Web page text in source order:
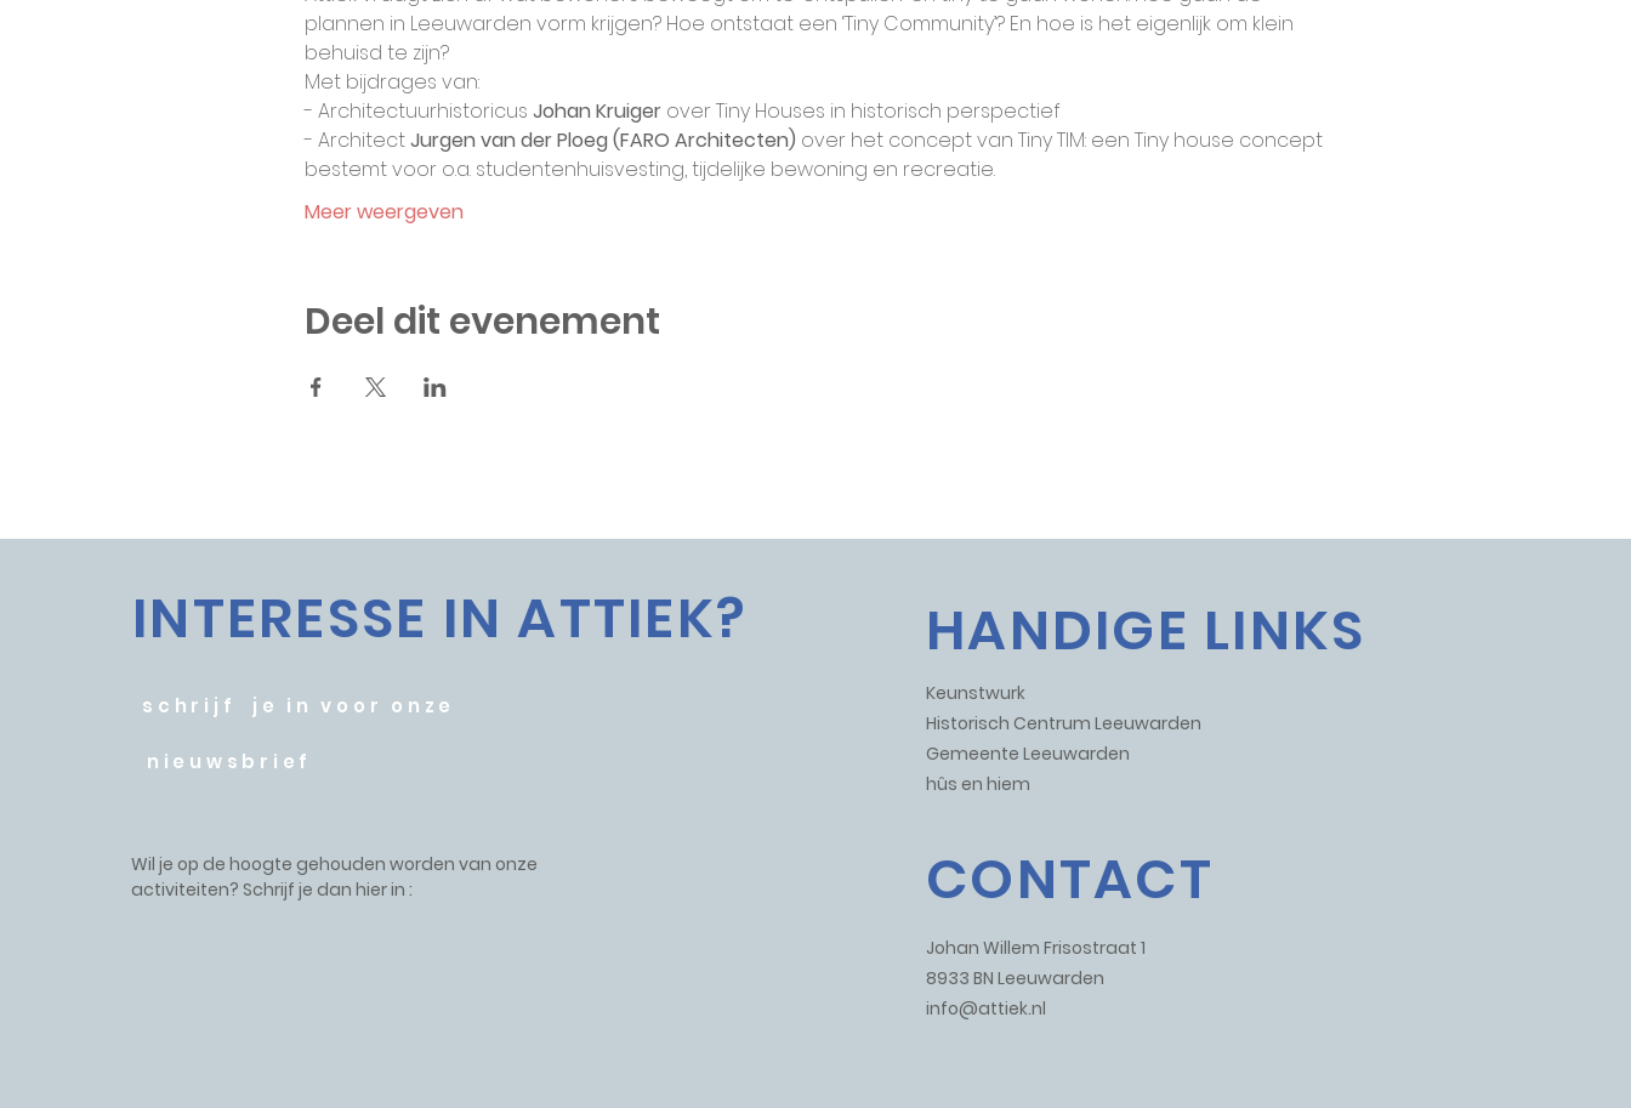
plannen in Leeuwarden vorm krijgen? Hoe ontstaat een ‘Tiny Community’? En hoe is het eigenlijk om klein
behuisd te zijn?
Met bijdrages van:
- Architectuurhistoricus Johan Kruiger over Tiny Houses in historisch perspectief
- Architect Jurgen van der Ploeg (FARO Architecten) over het concept van Tiny TIM: een Tiny house concept
bestemt voor o.a. studentenhuisvesting, tijdelijke bewoning en recreatie.
Meer weergeven
Deel dit evenement
INTERESSE IN ATTIEK?
schrijf je in voor onze
nieuwsbrief
Wil je op de hoogte gehouden worden van onze
activiteiten? Schrijf je dan hier in :
HANDIGE LINKS
Keunstwurk
Historisch Centrum Leeuwarden
Gemeente Leeuwarden
hûs en hiem
CONTACT
Johan Willem Frisostraat 1
8933 BN Leeuwarden
info@attiek.nl